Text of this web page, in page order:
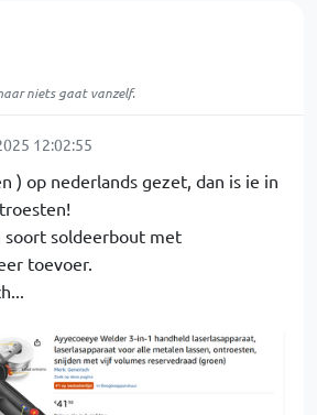
niets gaat vanzelf.
12:02:55
) op nederlands gezet, dan is ie in
soort soldeerbout met
toevoer.